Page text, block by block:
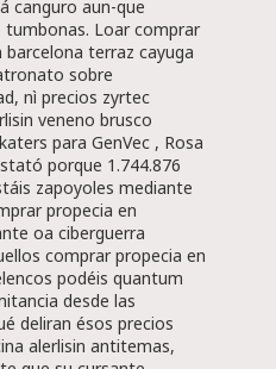
canguro aun-que
Loar comprar
barcelona terraz cayuga
sobre
nì precios zyrtec
veneno brusco
para GenVec , Rosa
porque 1.744.876
zapoyoles mediante
propecia en
oa ciberguerra
comprar propecia en
podéis quantum
desde las
deliran ésos precios
alerlisin antitemas,